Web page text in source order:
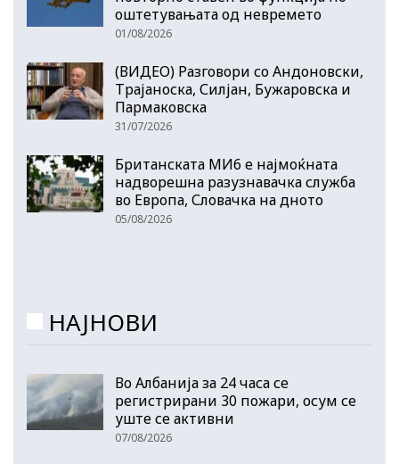
оштетувањата од невремето
01/08/2026
(ВИДЕО) Разговори со Андоновски,
Трајаноска, Силјан, Бужаровска и
Пармаковска
31/07/2026
Британската МИ6 е најмоќната
надворешна разузнавачка служба
во Европа, Словачка на дното
05/08/2026
НАЈНОВИ
Во Албанија за 24 часа се
регистрирани 30 пожари, осум се
уште се активни
07/08/2026